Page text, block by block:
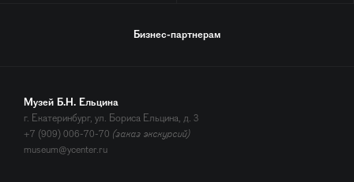
Бизнес-партнерам
Музей Б.Н. Ельцина
г. Екатеринбург, ул. Бориса Ельцина, д. 3
+7 (909) 006-70-70 (заказ экскурсий)
museum@ycenter.ru